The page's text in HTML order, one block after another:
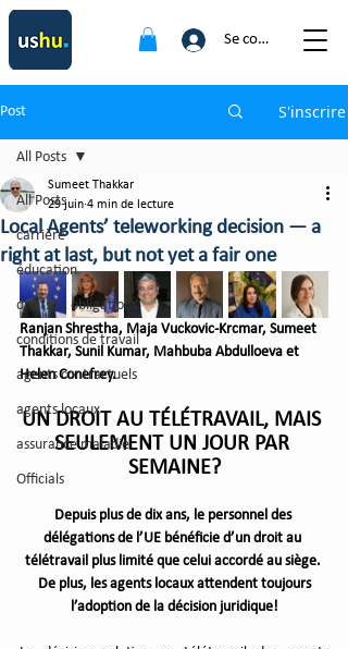
Se connecter
Post S'inscrire
All Posts
carrière
éducation
droits et obligations
conditions de travail
agents contractuels
agents locaux
assurance maladie
Officials
All Posts
Local Agents’ teleworking decision — a
right at last, but not yet a fair one
Sumeet Thakkar
29 juin 4 min de lecture
Ranjan Shrestha, Maja Vuckovic-Krcmar, Sumeet
Thakkar, Sunil Kumar, Mahbuba Abdulloeva et
Helen Conefrey.
UN DROIT AU TÉLÉTRAVAIL, MAIS
SEULEMENT UN JOUR PAR
SEMAINE?
Depuis plus de dix ans, le personnel des
délégations de l’UE bénéficie d’un droit au
télétravail plus limité que celui accordé au siège.
De plus, les agents locaux attendent toujours
l’adoption de la décision juridique!